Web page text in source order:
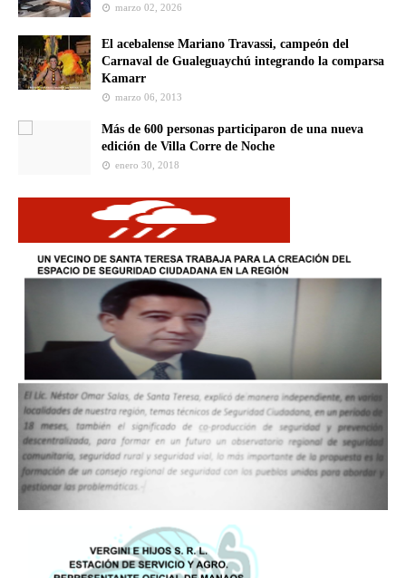
marzo 02, 2026
El acebalense Mariano Travassi, campeón del
Carnaval de Gualeguaychú integrando la comparsa
Kamarr
marzo 06, 2013
Más de 600 personas participaron de una nueva
edición de Villa Corre de Noche
enero 30, 2018